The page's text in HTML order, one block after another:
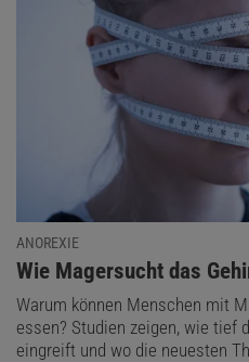
ANOREXIE
:
Wie Magersucht das
Warum können Menschen mit
essen? Studien zeigen, wie tief
eingreift und wo die neuesten